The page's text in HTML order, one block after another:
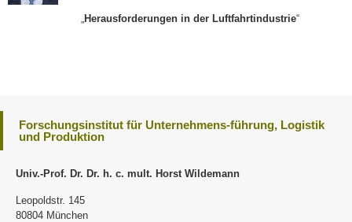
„Herausforderungen in der Luftfahrtindustrie“
Forschungsinstitut für Unternehmens-führung, Logistik
und Produktion
Univ.-Prof. Dr. Dr. h. c. mult. Horst Wildemann
Leopoldstr. 145
80804 München